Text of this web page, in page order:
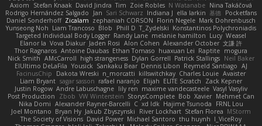
Axiom
Stefan Knaak David Jindra Tim Zoie Robles N Watanabe Nina Takáčová
Rodrigo Hernández Salgado
Jan Sari Schwarz Indiana J ella larkin 基德 Pocketfans
Daniel Sonderhoff Zicalam zephaniah CORSON Florin Negele Mark Dohrenbusch
Yunseong Noh Liam Trancoso Blob Phill D T_Zydelski Konstantinos Polychroniadis
Targeted Individual Body Logger Randy Lane melanie hamilton Lucy Weasel
Elanor la Vova Diakur Jaden Rosi Alon Cohen Alexander October 文謙 許
Thor Ragnaros Antoine Daubas Ethan Tomaso huaxuan Lei Raptite mogura
Nick Smith AMcCarroll high strangeness Dylan Gorrell Patrick Stallings Neil Baker
ElUltimo DeLaFila Yousick Sankaku Bear Dennis Libon Reymeld Santiago AJ
FacinusChip
Dakota Wreski n_morcatti killswitchkay Charles Louie Avaister
Liam Bryant sagar sasson rafael naranjo Elijah ELITE Scratch
Zack Kepner
Justin Rogow Andre Labuschagne lily ren maxime vandecasteele Vasyl Vasyliv
Post Production
Zbob VW Winterstein StorysComplete Bob Xavier Mehmet Can
Nika Domi Alexander Rayner-Barcelli C xd Idk Hajime Tsunoda
FRNL Lou
Joel Montano Bryan Hy Jakub Zbyszynski River Lockhart Stefan Florea MStorm
The Society of Visions David Power Michael Santoro thu huynh I_ViceRoy